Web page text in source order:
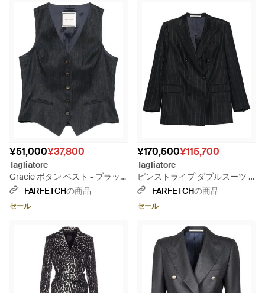
¥51,000¥37,800
Tagliatore
Gracie ボタン ベスト - ブラッ
ク
FARFETCHの商品
セール
¥170,500¥115,700
Tagliatore
ピンストライプ ダブルスーツ -
ブラックFARFETCHの商品
セール